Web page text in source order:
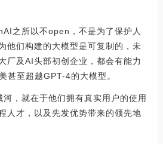
之所以不open，不是为了保护人
他们构建的大模型是可复制的，未
厂及AI头部初创企业，都会有能力
甚至超越GPT-4的大模型。
，就在于他们拥有真实用户的使用
人才，以及先发优势带来的领先地